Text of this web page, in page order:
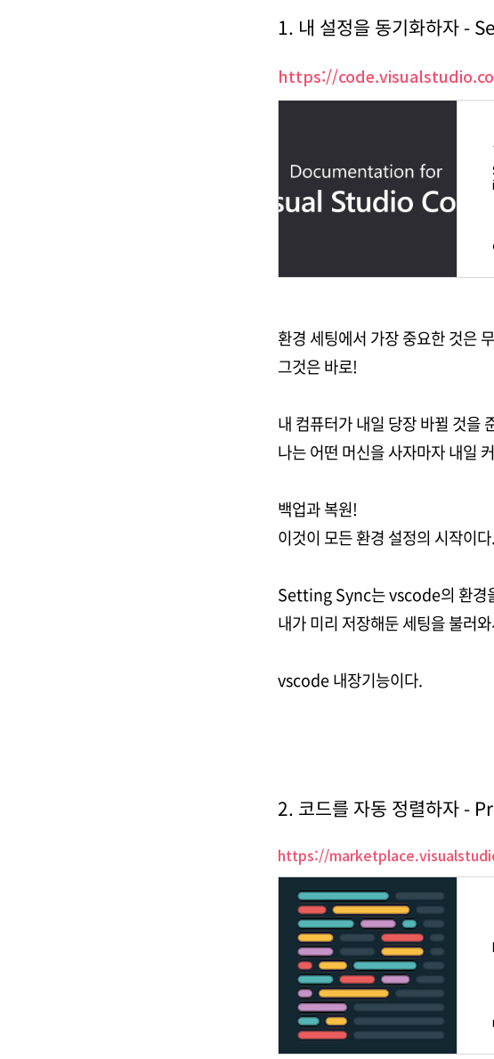
1. 내 설정을 동기화하자 -
https://
환경 세팅에서 가장 중요한 것은
그것은 바로!
내 컴퓨터가 내일 당장 바뀔 것을
나는 어떤 머신을 사자마자 내일
백업과 복원!
이것이 모든 환경 설정의 시작이다.
Setting Sync는 vscode의 환경
내가 미리 저장해둔 세팅을 불러
vscode 내장기능이다.
2. 코드를 자동 정렬하자 -
https://